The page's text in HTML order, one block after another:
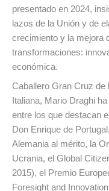
presentado en 2024,
lazos de la Unión y de
crecimiento y la mejora
transformaciones:
económica.
Caballero Gran Cruz de
Italiana, Mario Draghi
entre los que destacan
Don Enrique de
Alemania al mérito, la
Ucrania, el Global
2015), el Premio
Foresight and